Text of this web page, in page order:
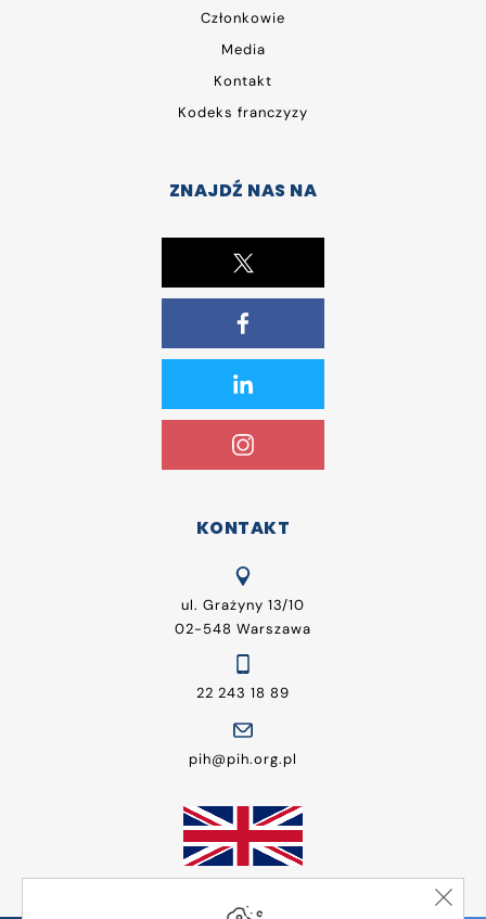
Członkowie
Media
Kontakt
Kodeks franczyzy
ZNAJDŹ NAS NA
KONTAKT
ul. Grażyny 13/10
02-548 Warszawa
22 243 18 89
pih@pih.org.pl